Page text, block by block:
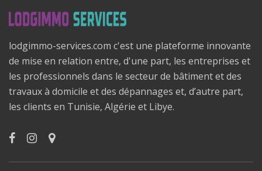
lodgimmo-services.com c'est une plateforme innovante
de mise en relation entre, d'une part, les entreprises et
les professionnels dans le secteur de bâtiment et des
travaux à domicile et des dépannages et, d’autre part,
les clients en Tunisie, Algérie et Libye.